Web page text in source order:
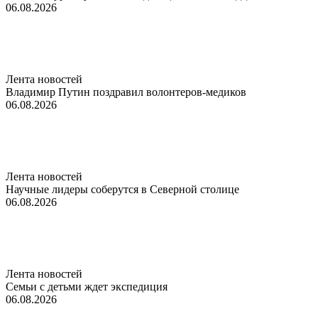
06.08.2026
Лента новостей
Владимир Путин поздравил волонтеров-медиков
06.08.2026
Лента новостей
Научные лидеры соберутся в Северной столице
06.08.2026
Лента новостей
Семьи с детьми ждет экспедиция
06.08.2026